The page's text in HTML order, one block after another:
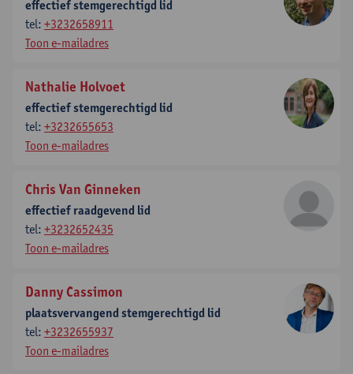
effectief stemgerechtigd lid
tel: +3232658911
Toon e-mailadres
Nathalie Holvoet
effectief stemgerechtigd lid
tel: +3232655653
Toon e-mailadres
Chris Van Ginneken
effectief raadgevend lid
tel: +3232652435
Toon e-mailadres
Danny Cassimon
plaatsvervangend stemgerechtigd lid
tel: +3232655937
Toon e-mailadres